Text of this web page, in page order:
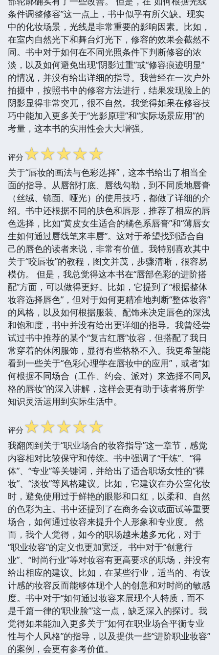
条件调整修容”这一点上，书中似乎有所欠缺。现实
中的化妆场景，光线是非常重要的影响因素。比如，
在室内自然光下和舞台灯光下，修容的效果会截然不
同。书中对于如何在不同光照条件下判断修容的浓
淡，以及如何避免出现“阴影过重”或“修容痕迹明显”
的情况，并没有给出详细的指导。我曾经在一次户外
拍摄中，按照书中的修容方法进行，结果发现脸上的
阴影显得非常突兀，很不自然。我觉得如果在修容技
巧中能加入更多关于“光影原理”和“实际场景应用”的
考量，这本书的实用性会大大增强。
评分☆☆☆☆☆
关于“唇妆的画法与色彩选择”，这本书给出了相当全
面的指导。从唇部打底、唇线勾勒，到不同质地唇膏
（丝绒、镜面、哑光）的使用技巧，都做了详细的介
绍。书中还根据不同的肤色和唇形，推荐了相应的唇
色选择，比如“黄皮女生适合的橘色系唇膏”和“薄唇女
生如何通过唇线笔来丰唇”。这对于希望找到适合自
己的唇色的读者来说，非常有价值。我特别喜欢其中
关于“咬唇妆”的教程，图文并茂，步骤清晰，很容易
模仿。 但是，我总觉得这本书在“唇部色彩的进阶搭
配”方面，可以做得更好。比如，它提到了“根据整体
妆容选择唇色”，但对于如何更精准地判断“整体妆容”
的风格，以及如何根据服装、配饰来决定唇色的深浅
和饱和度，书中并没有给出更详细的指导。我曾经尝
试过书中推荐的某个“复古红唇”妆容，但搭配了我日
常穿着的休闲服饰，显得有些格格不入。我更希望能
看到一些关于“色彩心理学在唇妆中的应用”，或者“如
何根据不同场合（工作、约会、派对）来选择不同风
格的唇妆”的深入讲解，这样会更有助于读者将所学
知识灵活运用到实际生活中。
评分☆☆☆☆☆
我翻阅到关于“职业场合的妆容指导”这一章节，感觉
内容相对比较保守和传统。书中强调了“干练”、“得
体”、“专业”等关键词，并给出了适合职场女性的“裸
妆”、“淡妆”等风格建议。比如，它建议在办公室化妆
时，避免使用过于鲜艳的眼影和口红，以柔和、自然
的色彩为主。书中还提到了在商务会议或面试等重要
场合，如何通过妆容来提升个人形象和专业度。 然
而，我个人觉得，如今的职场越来越多元化，对于
“职业妆容”的定义也更加宽泛。书中对于“创意行
业”、“时尚行业”等对妆容有更高要求的职场，并没有
给出相应的建议。比如，在某些行业，适当的、有设
计感的妆容反而能够体现个人的创意和对时尚的敏感
度。书中对于“如何通过妆容来展现个人特质，而不
是千篇一律的‘职业脸’”这一点，缺乏深入的探讨。我
觉得如果能加入更多关于“如何在职业场合平衡专业
性与个人风格”的指导，以及提供一些“进阶职业妆容”
的案例，会更有参考价值。